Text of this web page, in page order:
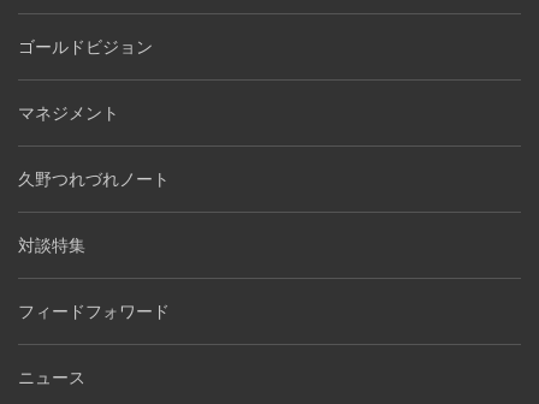
ゴールドビジョン
マネジメント
久野つれづれノート
対談特集
フィードフォワード
ニュース